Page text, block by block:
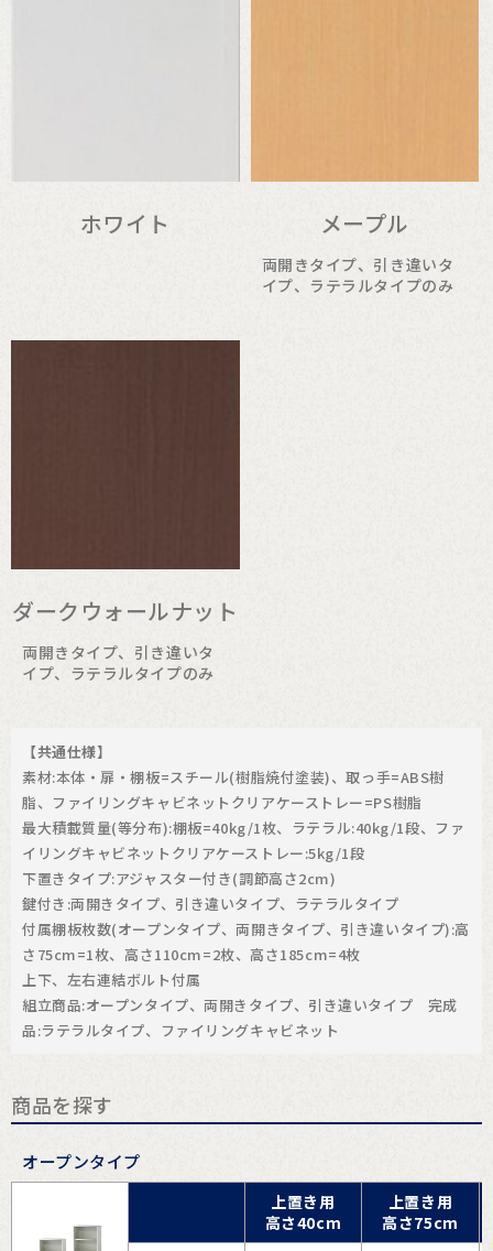
ホワイト メープル
両開きタイプ、引き違いタ
イプ、ラテラルタイプのみ
ダークウォールナット
両開きタイプ、引き違いタ
イプ、ラテラルタイプのみ
【共通仕様】
素材:本体・扉・棚板=スチール(樹脂焼付塗装)、取っ手=ABS樹
脂、ファイリングキャビネットクリアケーストレー=PS樹脂
最大積載質量(等分布):棚板=40kg/1枚、ラテラル:40kg/1段、ファ
イリングキャビネットクリアケーストレー:5kg/1段
下置きタイプ:アジャスター付き(調節高さ2cm)
鍵付き:両開きタイプ、引き違いタイプ、ラテラルタイプ
付属棚板枚数(オープンタイプ、両開きタイプ、引き違いタイプ):高
さ75cm=1枚、高さ110cm=2枚、高さ185cm=4枚
上下、左右連結ボルト付属
組立商品:オープンタイプ、両開きタイプ、引き違いタイプ 完成
品:ラテラルタイプ、ファイリングキャビネット
商品を探す
オープンタイプ
上置き用
高さ40cm
上置き用
高さ75cm